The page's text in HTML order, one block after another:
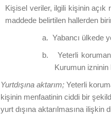
Kişisel veriler, ilgili kişinin açık
maddede belirtilen hallerden
a. Yabancı ülkede
b.
Yeterli
Kurumun izninin
Yurtdışına aktarım;Yeterli
kişinin menfaatinin ciddi bir
yurt dışına aktarılmasına ilişkin